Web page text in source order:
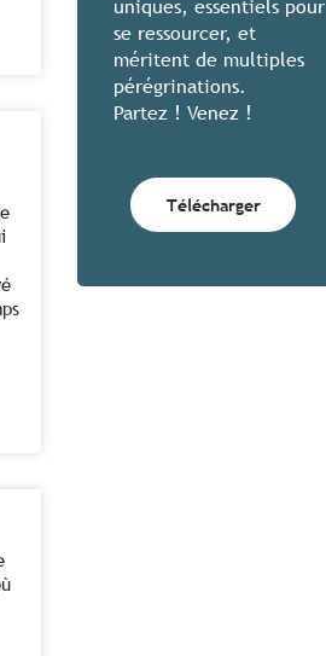
uniques, essentiels pour
se ressourcer, et
méritent de multiples
pérégrinations.
Partez ! Venez !
Télécharger